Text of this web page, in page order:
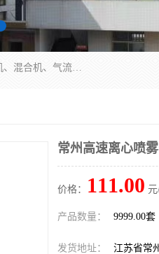
常州市圣祥干燥设备有限公司以生产干燥设备为主导产品，提供：干燥设备、干燥机、混合机、气流干燥机、烘箱、热风循环烘箱、沸腾干燥机、烘干机、喷雾干燥机等产品的生产、制造与销售服务。
常州高速离心喷
价格： 111.00
产品数量： 9999.00套
发货地址： 江苏省常